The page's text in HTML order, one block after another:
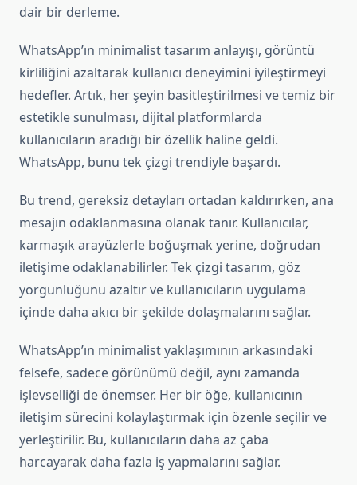
dair bir derleme.
WhatsApp’ın minimalist tasarım anlayışı, görüntü
kirliliğini azaltarak kullanıcı deneyimini iyileştirmeyi
hedefler. Artık, her şeyin basitleştirilmesi ve temiz bir
estetikle sunulması, dijital platformlarda
kullanıcıların aradığı bir özellik haline geldi.
WhatsApp, bunu tek çizgi trendiyle başardı.
Bu trend, gereksiz detayları ortadan kaldırırken, ana
mesajın odaklanmasına olanak tanır. Kullanıcılar,
karmaşık arayüzlerle boğuşmak yerine, doğrudan
iletişime odaklanabilirler. Tek çizgi tasarım, göz
yorgunluğunu azaltır ve kullanıcıların uygulama
içinde daha akıcı bir şekilde dolaşmalarını sağlar.
WhatsApp’ın minimalist yaklaşımının arkasındaki
felsefe, sadece görünümü değil, aynı zamanda
işlevselliği de önemser. Her bir öğe, kullanıcının
iletişim sürecini kolaylaştırmak için özenle seçilir ve
yerleştirilir. Bu, kullanıcıların daha az çaba
harcayarak daha fazla iş yapmalarını sağlar.